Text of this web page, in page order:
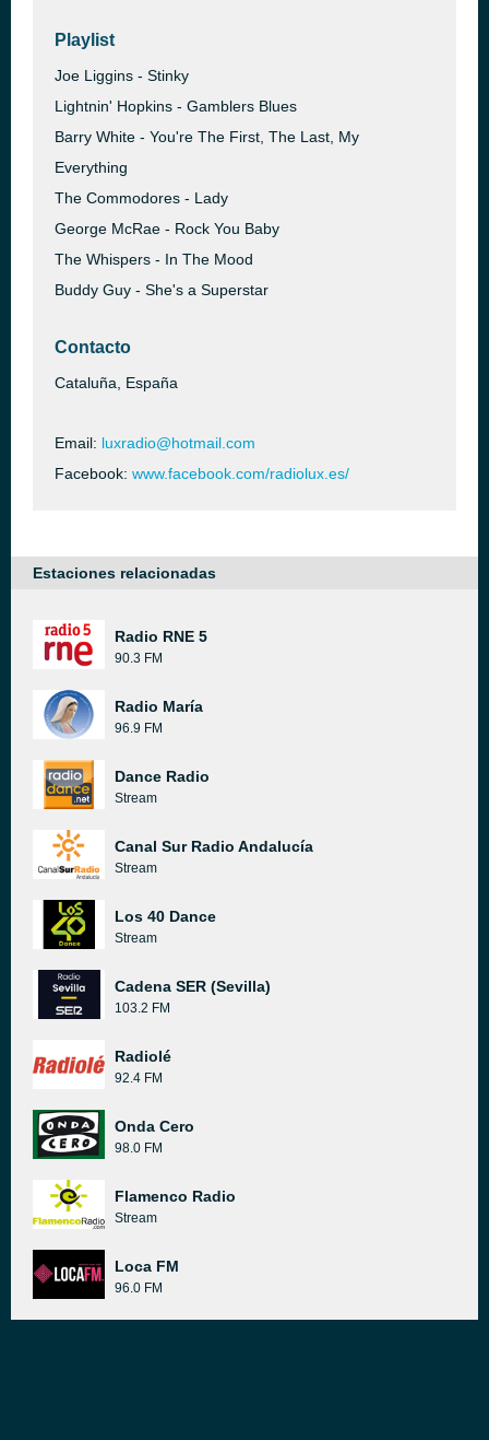
Playlist
Joe Liggins - Stinky
Lightnin' Hopkins - Gamblers Blues
Barry White - You're The First, The Last, My
Everything
The Commodores - Lady
George McRae - Rock You Baby
The Whispers - In The Mood
Buddy Guy - She's a Superstar
Contacto
Cataluña, España
Email: luxradio@hotmail.com
Facebook: www.facebook.com/radiolux.es/
Estaciones relacionadas
Radio RNE 5
90.3 FM
Radio María
96.9 FM
Dance Radio
Stream
Canal Sur Radio Andalucía
Stream
Los 40 Dance
Stream
Cadena SER (Sevilla)
103.2 FM
Radiolé
92.4 FM
Onda Cero
98.0 FM
Flamenco Radio
Stream
Loca FM
96.0 FM